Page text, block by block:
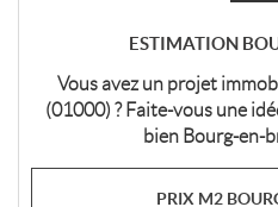
ESTIMATION
Vous avez un projet
(01000) ? Faite-vous une
bien Bourg-en-
PRIX M2